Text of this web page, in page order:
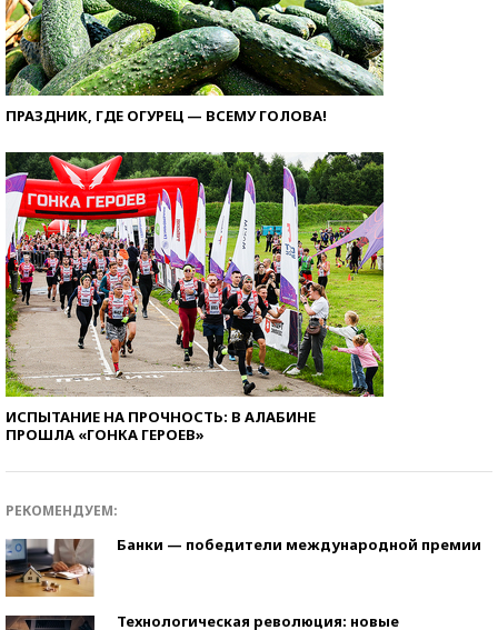
ПРАЗДНИК, ГДЕ ОГУРЕЦ — ВСЕМУ ГОЛОВА!
ИСПЫТАНИЕ НА ПРОЧНОСТЬ: В АЛАБИНЕ
ПРОШЛА «ГОНКА ГЕРОЕВ»
РЕКОМЕНДУЕМ:
Банки — победители международной премии
Технологическая революция: новые